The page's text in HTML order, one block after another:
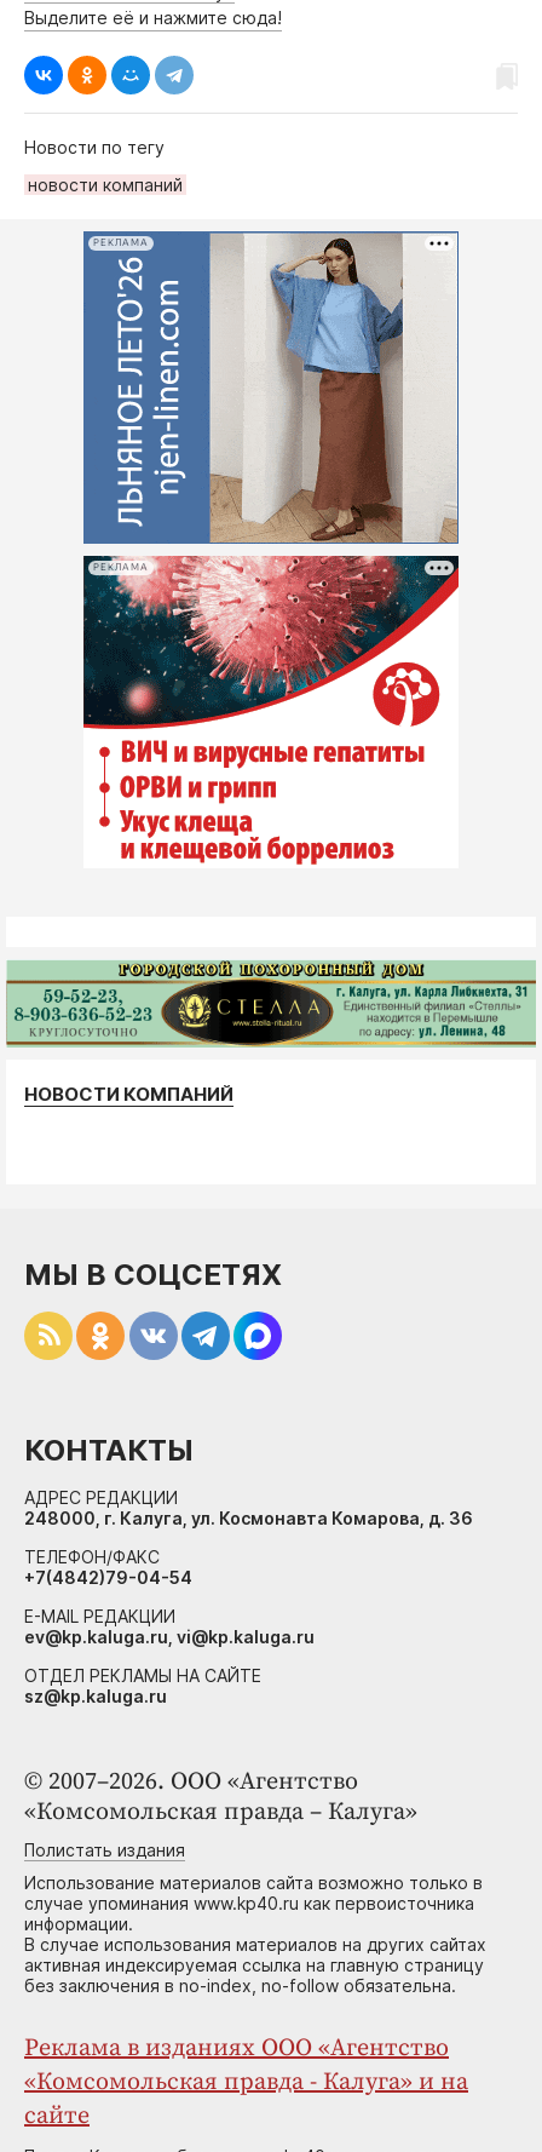
Выделите её и нажмите сюда!
Новости по тегу
новости компаний
РЕКЛАМА
РЕКЛАМА
НОВОСТИ КОМПАНИЙ
© 2007–2026. ООО «Агентство
«Комсомольская правда – Калуга»
Полистать издания
Использование материалов сайта возможно только в
случае упоминания www.kp40.ru как первоисточника
информации.
В случае использования материалов на других сайтах
активная индексируемая ссылка на главную страницу
без заключения в no-index, no-follow обязательна.
Реклама в изданиях ООО «Агентство
«Комсомольская правда - Калуга» и на
сайте
МЫ В СОЦСЕТЯХ
КОНТАКТЫ
АДРЕС РЕДАКЦИИ
248000, г. Калуга, ул. Космонавта Комарова, д. 36
ТЕЛЕФОН/ФАКС
+7(4842)79-04-54
E-MAIL РЕДАКЦИИ
ev@kp.kaluga.ru, vi@kp.kaluga.ru
ОТДЕЛ РЕКЛАМЫ НА САЙТЕ
sz@kp.kaluga.ru